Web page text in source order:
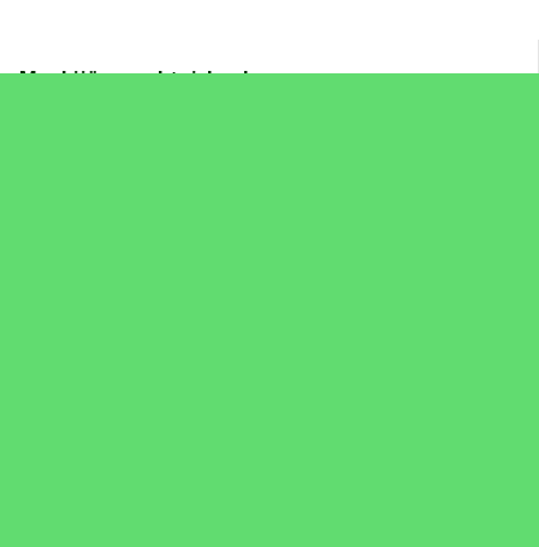
Mouhijärven yhteiskoulu